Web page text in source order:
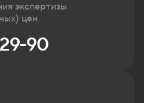
экспертизы
цен
90